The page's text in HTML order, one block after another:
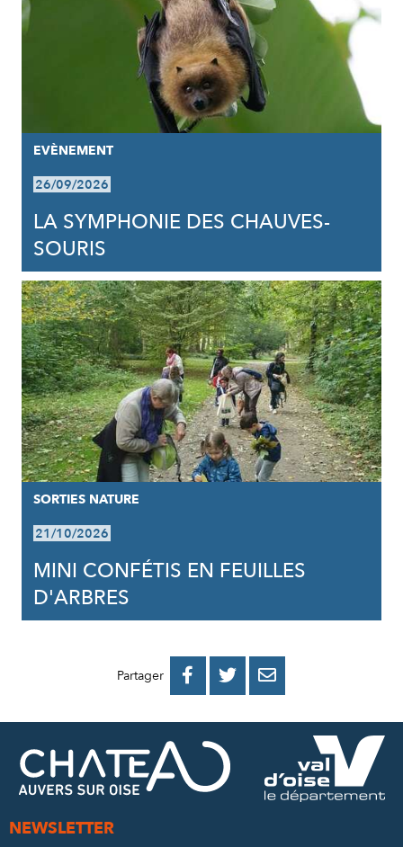
EVÈNEMENT
26/09/2026
LA SYMPHONIE DES CHAUVES-
SOURIS
SORTIES NATURE
21/10/2026
MINI CONFÉTIS EN FEUILLES
D'ARBRES
Partager 
PARTAGER
FACEBOOK
PARTAGER
PARTAGER
MAIL
NEWSLETTER